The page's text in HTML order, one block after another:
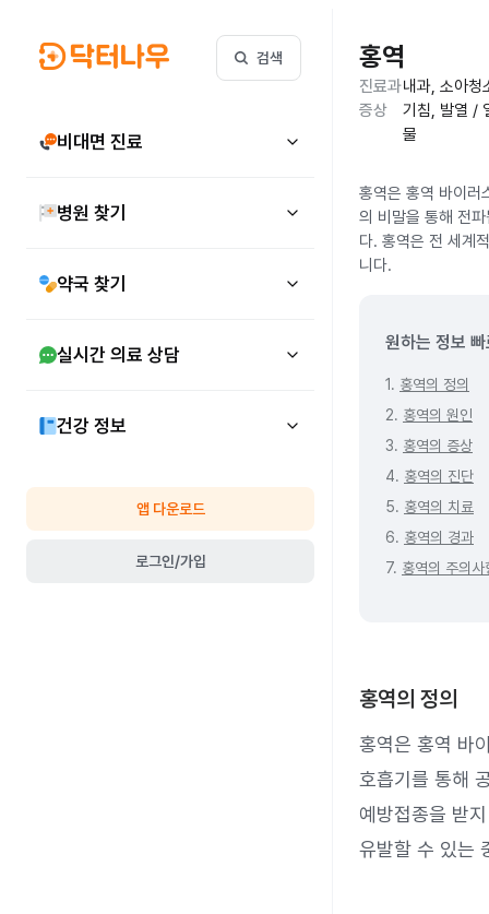
검색
비대면 진료
병원 찾기
약국 찾기
실시간 의료 상담
건강 정보
앱 다운로드
로그인/가입
홍역
진료과내과, 소아청
증상
기침, 발열 /
물
홍역은 홍역 바이러
의 비말을 통해 전
다. 홍역은 전 세계
니다.
원하는 정보
1. 홍역의 정의
2. 홍역의 원인
3. 홍역의 증상
4. 홍역의 진단
5. 홍역의 치료
6. 홍역의 경과
7. 홍역의 주의사
홍역의 정의
홍역은 홍역 바
호흡기를 통해
예방접종을 받
유발할 수 있는